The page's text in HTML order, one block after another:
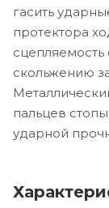
гасить
протектора
сцепляемость
скольжению
пальцев
ударной